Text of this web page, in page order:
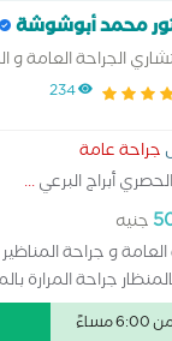
محمد أبوشوشة
الجراحة العامة و
234
جراحة عامة
أبراج البرعي...
جنيه
و جراحة
جراحة المرارة
و الكظرية جراحات